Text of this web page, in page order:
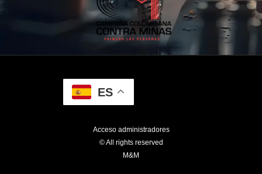
ES
Acceso administradores
© All rights reserved
M&M